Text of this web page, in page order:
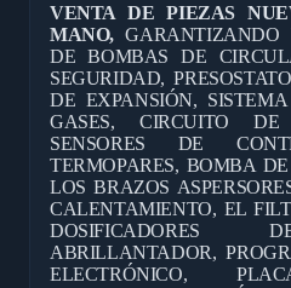
VENTA DE PIEZAS
MANO,
DE BOMBAS DE
SEGURIDAD,
DE EXPANSIÓN,
GASES, CIRCUITO
SENSORES DE
TERMOPARES, BOMBA
LOS BRAZOS
CALENTAMIENTO, EL
DOSIFICADORES
ABRILLANTADOR,
ELECTRÓNICO,